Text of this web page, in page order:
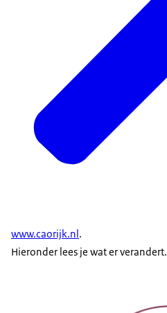
www.caorijk.nl .
Hieronder lees je wat er verandert.